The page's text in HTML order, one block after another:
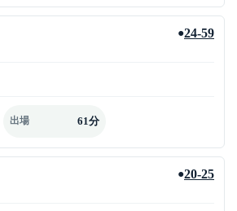
●24-59
出場 61分
●20-25